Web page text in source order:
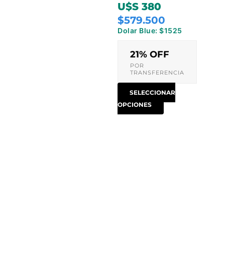
U$S 380
$579.500
Dolar Blue: $1525
21% OFF
POR
TRANSFERENCIA
SELECCIONAR
OPCIONES
en
la
de